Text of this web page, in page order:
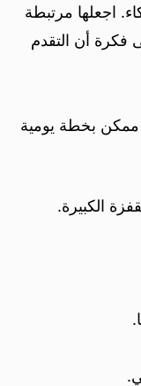
اجعلها مرتبطة
فكرة أن التقدم
ممكن بخطة يومية
الكبيرة.